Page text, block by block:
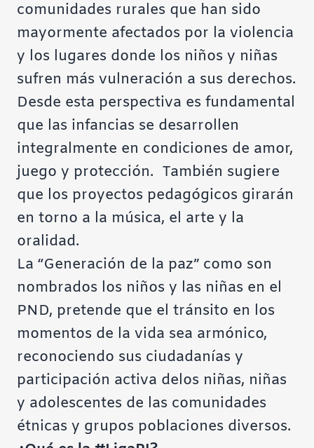
comunidades rurales que han sido
mayormente afectados por la violencia
y los lugares donde los niños y niñas
sufren más vulneración a sus derechos.
Desde esta perspectiva es fundamental
que las infancias se desarrollen
integralmente en condiciones de amor,
juego y protección. También sugiere
que los proyectos pedagógicos girarán
en torno a la música, el arte y la
oralidad.
La “Generación de la paz” como son
nombrados los niños y las niñas en el
PND, pretende que el tránsito en los
momentos de la vida sea armónico,
reconociendo sus ciudadanías y
participación activa delos niñas, niñas
y adolescentes de las comunidades
étnicas y grupos poblaciones diversos.